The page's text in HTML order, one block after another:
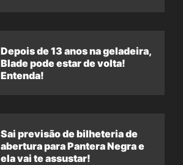
Depois de 13 anos na geladeira,
Blade pode estar de volta!
Entenda!
Sai previsão de bilheteria de
abertura para Pantera Negra e
ela vai te assustar!